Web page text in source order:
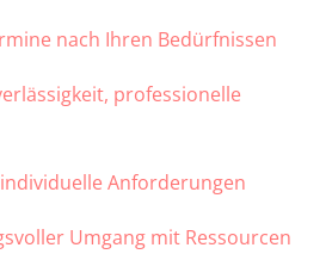
nach Ihren Bedürfnissen
professionelle
Anforderungen
Umgang mit Ressourcen